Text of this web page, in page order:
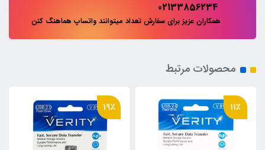
همکاران عزیز برای سفارش تعداد میتوانند واتساپ هماهنگ کنن
محصولات مرتبط
11٪ 19٪